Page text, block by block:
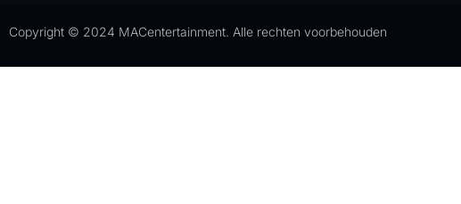
Copyright © 2024 MACentertainment. Alle rechten voorbehouden